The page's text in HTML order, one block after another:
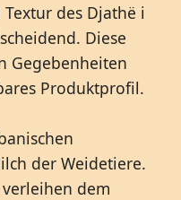
des Djathë i
Diese
Gegebenheiten
Produktprofil.
der Weidetiere.
dem